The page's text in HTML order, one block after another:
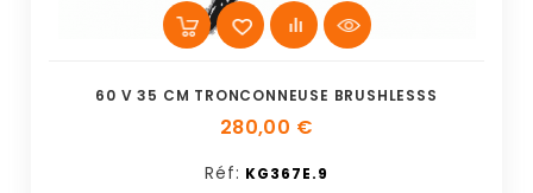
60 V 35 CM TRONCONNEUSE BRUSHLESSS
280,00 €
Réf: KG367E.9